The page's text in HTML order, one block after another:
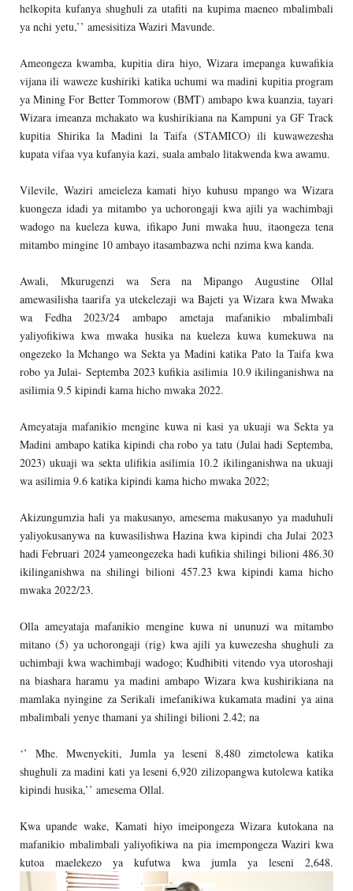
helkopita kufanya shughuli za utafiti na kupima maeneo mbalimbali
ya nchi yetu,’’ amesisitiza Waziri Mavunde.
Ameongeza kwamba, kupitia dira hiyo, Wizara imepanga kuwafikia
vijana ili waweze kushiriki katika uchumi wa madini kupitia program
ya Mining For Better Tommorow (BMT) ambapo kwa kuanzia, tayari
Wizara imeanza mchakato wa kushirikiana na Kampuni ya GF Track
kupitia Shirika la Madini la Taifa (STAMICO) ili kuwawezesha
kupata vifaa vya kufanyia kazi, suala ambalo litakwenda kwa awamu.
Vilevile, Waziri ameieleza kamati hiyo kuhusu mpango wa Wizara
kuongeza idadi ya mitambo ya uchorongaji kwa ajili ya wachimbaji
wadogo na kueleza kuwa, ifikapo Juni mwaka huu, itaongeza tena
mitambo mingine 10 ambayo itasambazwa nchi nzima kwa kanda.
Awali, Mkurugenzi wa Sera na Mipango Augustine Ollal
amewasilisha taarifa ya utekelezaji wa Bajeti ya Wizara kwa Mwaka
wa Fedha 2023/24 ambapo ametaja mafanikio mbalimbali
yaliyofikiwa kwa mwaka husika na kueleza kuwa kumekuwa na
ongezeko la Mchango wa Sekta ya Madini katika Pato la Taifa kwa
robo ya Julai- Septemba 2023 kufikia asilimia 10.9 ikilinganishwa na
asilimia 9.5 kipindi kama hicho mwaka 2022.
Ameyataja mafanikio mengine kuwa ni kasi ya ukuaji wa Sekta ya
Madini ambapo katika kipindi cha robo ya tatu (Julai hadi Septemba,
2023) ukuaji wa sekta ulifikia asilimia 10.2 ikilinganishwa na ukuaji
wa asilimia 9.6 katika kipindi kama hicho mwaka 2022;
Akizungumzia hali ya makusanyo, amesema makusanyo ya maduhuli
yaliyokusanywa na kuwasilishwa Hazina kwa kipindi cha Julai 2023
hadi Februari 2024 yameongezeka hadi kufikia shilingi bilioni 486.30
ikilinganishwa na shilingi bilioni 457.23 kwa kipindi kama hicho
mwaka 2022/23.
Olla ameyataja mafanikio mengine kuwa ni ununuzi wa mitambo
mitano (5) ya uchorongaji (rig) kwa ajili ya kuwezesha shughuli za
uchimbaji kwa wachimbaji wadogo; Kudhibiti vitendo vya utoroshaji
na biashara haramu ya madini ambapo Wizara kwa kushirikiana na
mamlaka nyingine za Serikali imefanikiwa kukamata madini ya aina
mbalimbali yenye thamani ya shilingi bilioni 2.42; na
‘’ Mhe. Mwenyekiti, Jumla ya leseni 8,480 zimetolewa katika
shughuli za madini kati ya leseni 6,920 zilizopangwa kutolewa katika
kipindi husika,’’ amesema Ollal.
Kwa upande wake, Kamati hiyo imeipongeza Wizara kutokana na
mafanikio mbalimbali yaliyofikiwa na pia imempongeza Waziri kwa
kutoa maelekezo ya kufutwa kwa jumla ya leseni 2,648.